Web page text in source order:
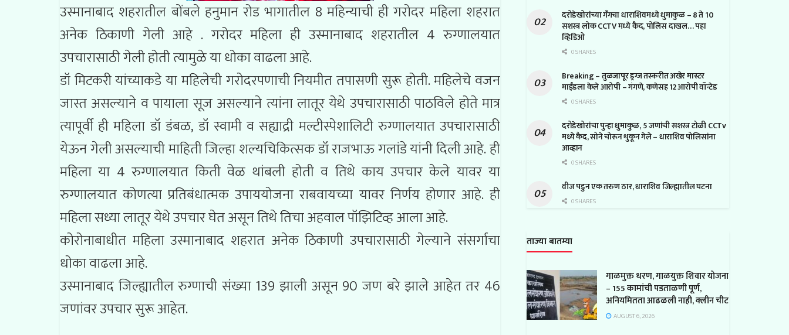
उस्मानाबाद शहरातील बोंबले हनुमान रोड भागातील 8 महिन्याची ही गरोदर महिला शहरात
अनेक ठिकाणी गेली आहे . गरोदर महिला ही उस्मानाबाद शहरातील 4 रुग्णालयात
उपचारासाठी गेली होती त्यामुळे या धोका वाढला आहे.
डॉ मिटकरी यांच्याकडे या महिलेची गरोदरपणाची नियमीत तपासणी सुरू होती. महिलेचे वजन
जास्त असल्याने व पायाला सूज असल्याने त्यांना लातूर येथे उपचारासाठी पाठविले होते मात्र
त्यापूर्वी ही महिला डॉ डंबळ, डॉ स्वामी व सह्याद्री मल्टीस्पेशालिटी रुग्णालयात उपचारासाठी
येऊन गेली असल्याची माहिती जिल्हा शल्यचिकित्सक डॉ राजभाऊ गलांडे यांनी दिली आहे. ही
महिला या 4 रुग्णालयात किती वेळ थांबली होती व तिथे काय उपचार केले यावर या
रुग्णालयात कोणत्या प्रतिबंधात्मक उपाययोजना राबवायच्या यावर निर्णय होणार आहे. ही
महिला सध्या लातूर येथे उपचार घेत असून तिथे तिचा अहवाल पॉझिटिव्ह आला आहे.
कोरोनाबाधीत महिला उस्मानाबाद शहरात अनेक ठिकाणी उपचारासाठी गेल्याने संसर्गाचा
धोका वाढला आहे.
उस्मानाबाद जिल्ह्यातील रुग्णाची संख्या 139 झाली असून 90 जण बरे झाले आहेत तर 46
जणांवर उपचार सुरू आहेत.
दरोडेखोरांच्या गँगचा धाराशिवमध्ये धुमाकुळ – 8 ते 10
सशस्त्र लोक CCTV मध्ये कैद, पोलिस दाखल… पहा
व्हिडिओ
0 SHARES
Breaking – तुळजापूर ड्रग्ज तस्करीत अखेर मास्टर
माईंडला केले आरोपी – गंगणे, कणेसह 12 आरोपी वॉन्टेड
0 SHARES
दरोडेखोरांचा पुन्हा धुमाकुळ, 5 जणांची सशस्त्र टोळी CCTv
मध्ये कैद, सोने चोरून थुकून गेले – धाराशिव पोलिसांना
आव्हान
0 SHARES
वीज पडुन एक तरुण ठार, धाराशिव जिल्ह्यातील घटना
0 SHARES
ताज्या बातम्या
गाळमुक्त धरण, गाळयुक्त शिवार योजना
– 155 कामांची पडताळणी पूर्ण,
अनियमितता आढळली नाही, क्लीन चीट
AUGUST 6, 2026